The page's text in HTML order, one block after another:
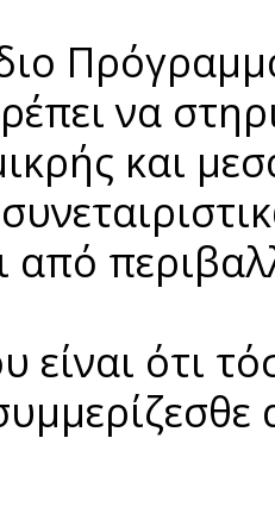
να
και
από
είναι ότι